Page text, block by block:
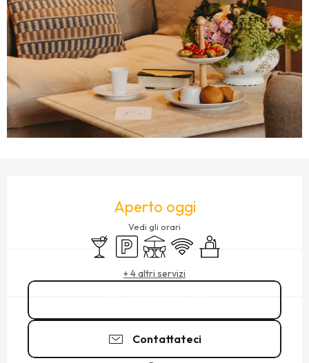
Aperto oggi
Vedi gli orari
Bar / Bar di ristoro
ParcheggioTerrazzaWi-Fi Seminari
+ 4 altri servizi
Contattateci